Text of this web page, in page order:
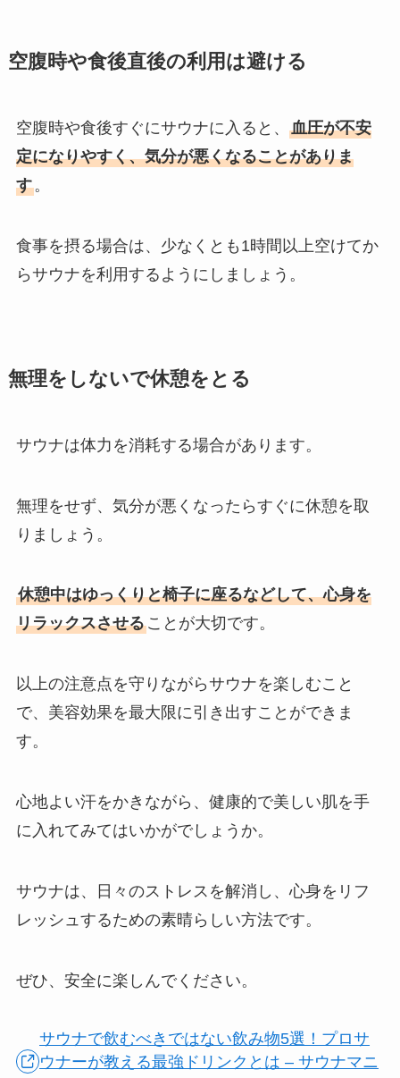
空腹時や食後直後の利用は避ける
空腹時や食後すぐにサウナに入ると、 血圧が不安
定になりやすく、気分が悪くなることがありま
す。
食事を摂る場合は、少なくとも1時間以上空けてか
らサウナを利用するようにしましょう。
無理をしないで休憩をとる
サウナは体力を消耗する場合があります。
無理をせず、気分が悪くなったらすぐに休憩を取
りましょう。
休憩中はゆっくりと椅子に座るなどして、心身を
リラックスさせることが大切です。
以上の注意点を守りながらサウナを楽しむこと
で、美容効果を最大限に引き出すことができま
す。
心地よい汗をかきながら、健康的で美しい肌を手
に入れてみてはいかがでしょうか。
サウナは、日々のストレスを解消し、心身をリフ
レッシュするための素晴らしい方法です。
ぜひ、安全に楽しんでください。
サウナで飲むべきではない飲み物5選！プロサ
ウナーが教える最強ドリンクとは – サウナマニ